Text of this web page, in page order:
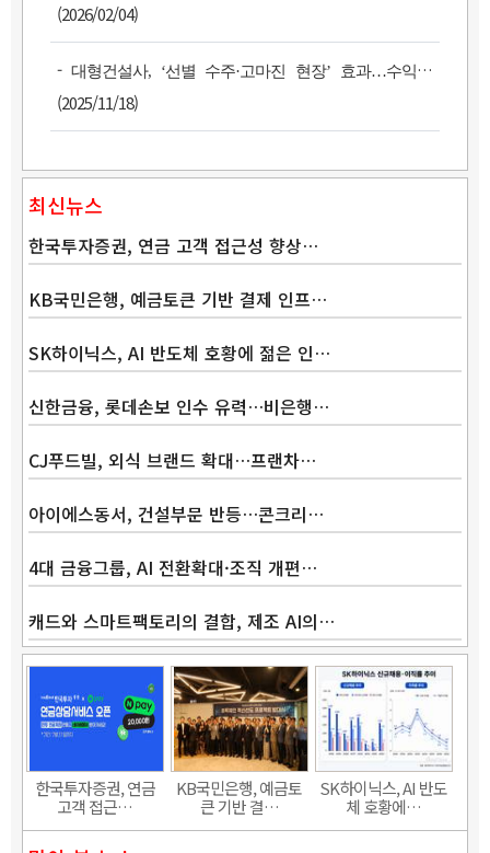
(2026/02/04)
- 대형건설사, ‘선별 수주·고마진 현장’ 효과…수익성↑
(2025/11/18)
최신뉴스
한국투자증권, 연금 고객 접근성 향상…
KB국민은행, 예금토큰 기반 결제 인프…
SK하이닉스, AI 반도체 호황에 젊은 인…
신한금융, 롯데손보 인수 유력…비은행…
CJ푸드빌, 외식 브랜드 확대…프랜차…
아이에스동서, 건설부문 반등…콘크리…
4대 금융그룹, AI 전환확대·조직 개편…
캐드와 스마트팩토리의 결합, 제조 AI의…
한국투자증권, 연금
고객 접근…
KB국민은행, 예금토
큰 기반 결…
SK하이닉스, AI 반도
체 호황에…